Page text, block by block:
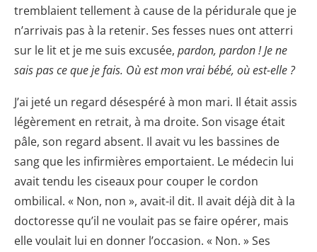
tremblaient tellement à cause de la péridurale que je
n’arrivais pas à la retenir. Ses fesses nues ont atterri
sur le lit et je me suis excusée, pardon, pardon ! Je ne
sais pas ce que je fais. Où est mon vrai bébé, où est-elle ?
J’ai jeté un regard désespéré à mon mari. Il était assis
légèrement en retrait, à ma droite. Son visage était
pâle, son regard absent. Il avait vu les bassines de
sang que les infirmières emportaient. Le médecin lui
avait tendu les ciseaux pour couper le cordon
ombilical. « Non, non », avait-il dit. Il avait déjà dit à la
doctoresse qu’il ne voulait pas se faire opérer, mais
elle voulait lui en donner l’occasion. « Non. » Ses